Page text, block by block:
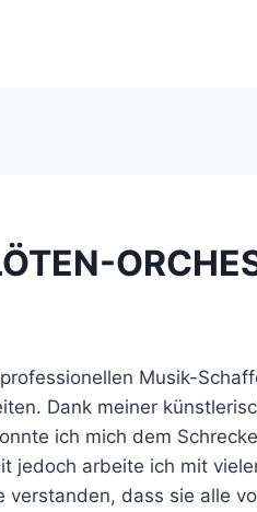
Musik-
Dank meiner
ich mich dem
jedoch arbeite ich mit
dass sie alle